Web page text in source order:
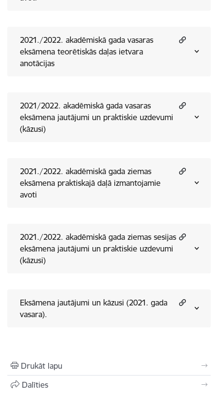
2021./2022. akadēmiskā gada vasaras
eksāmena teorētiskās daļas ietvara
anotācijas
2021/2022. akadēmiskā gada vasaras
eksāmena jautājumi un praktiskie uzdevumi
(kāzusi)
2021./2022. akadēmiskā gada ziemas
eksāmena praktiskajā daļā izmantojamie
avoti
2021./2022. akadēmiskā gada ziemas sesijas
eksāmena jautājumi un praktiskie uzdevumi
(kāzusi)
Eksāmena jautājumi un kāzusi (2021. gada
vasara).
Drukāt lapu
Dalīties